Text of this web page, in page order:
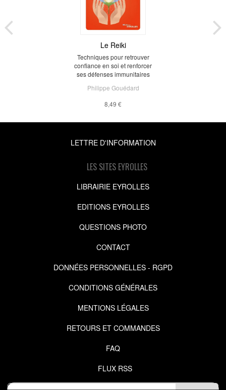
Le Reiki
Techniques pour retrouver
confiance en soi et renforcer
ses défenses immunitaires
Philippe Gouédard
8,49 €
LETTRE D'INFORMATION
LES SITES EYROLLES
LIBRAIRIE EYROLLES
EDITIONS EYROLLES
QUESTIONS PHOTO
CONTACT
DONNÉES PERSONNELLES - RGPD
CONDITIONS GÉNÉRALES
MENTIONS LÉGALES
RETOURS ET COMMANDES
FAQ
FLUX RSS